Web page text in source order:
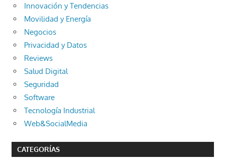
Innovación y Tendencias
Movilidad y Energía
Negocios
Privacidad y Datos
Reviews
Salud Digital
Seguridad
Software
Tecnología Industrial
Web&SocialMedia
CATEGORÍAS